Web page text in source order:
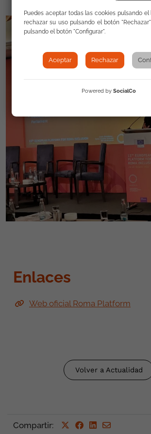
Enlaces
Web oficial Roma Platform
Volver a Actualidad
Compartir:
Puedes aceptar todas las cookies pulsando el
rechazar su uso pulsando el botón
pulsando el botón "Configurar".
Aceptar Rechazar
Powered by SocialCo